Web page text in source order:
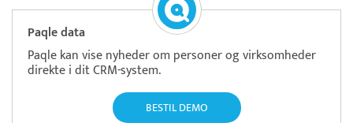
Paqle data
Paqle kan vise nyheder om personer og virksomheder
direkte i dit CRM-system.
BESTIL DEMO